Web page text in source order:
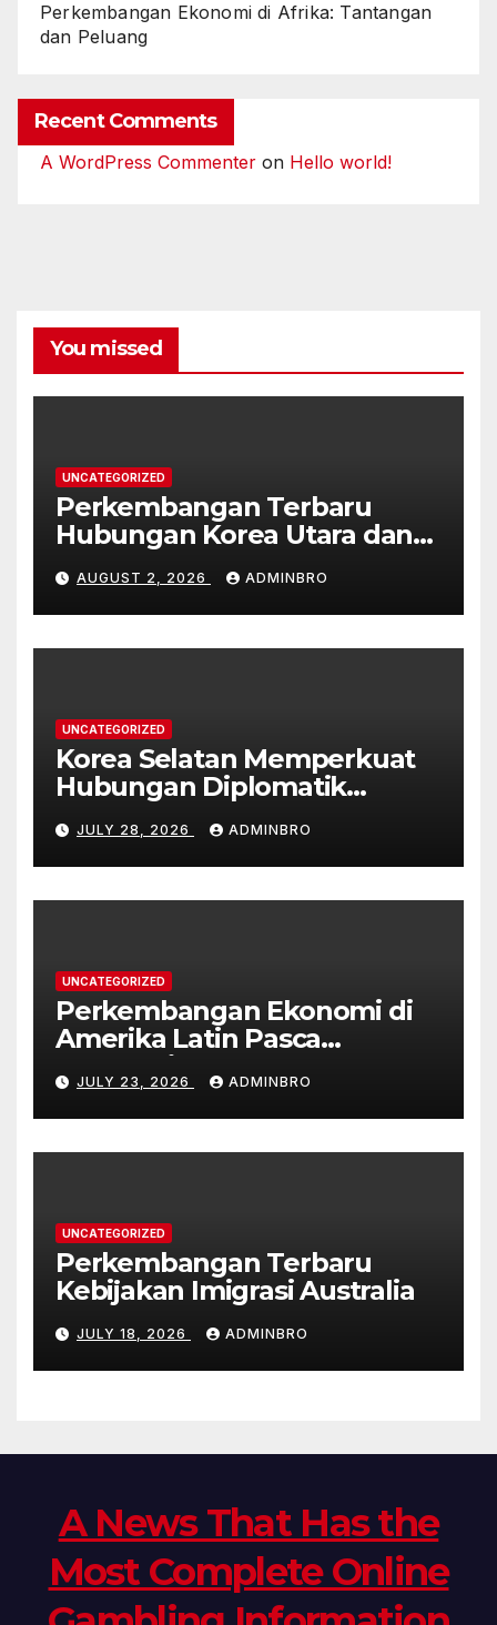
Perkembangan Ekonomi di Afrika: Tantangan
dan Peluang
Recent Comments
A WordPress Commenter on Hello world!
You missed
UNCATEGORIZED
Perkembangan Terbaru
Hubungan Korea Utara dan
AUGUST 2, 2026 ADMINBRO
UNCATEGORIZED
Korea Selatan Memperkuat
Hubungan Diplomatik
JULY 28, 2026 ADMINBRO
UNCATEGORIZED
Perkembangan Ekonomi di
Amerika Latin Pasca
Pandemi
JULY 23, 2026 ADMINBRO
UNCATEGORIZED
Perkembangan Terbaru
Kebijakan Imigrasi Australia
JULY 18, 2026 ADMINBRO
A News That Has the
Most Complete Online